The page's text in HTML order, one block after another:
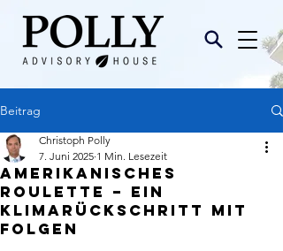
Beitrag
Amerikanisches
Roulette – ein
Klimarückschritt mit
Folgen
Christoph Polly
7. Juni 2025 1 Min. Lesezeit